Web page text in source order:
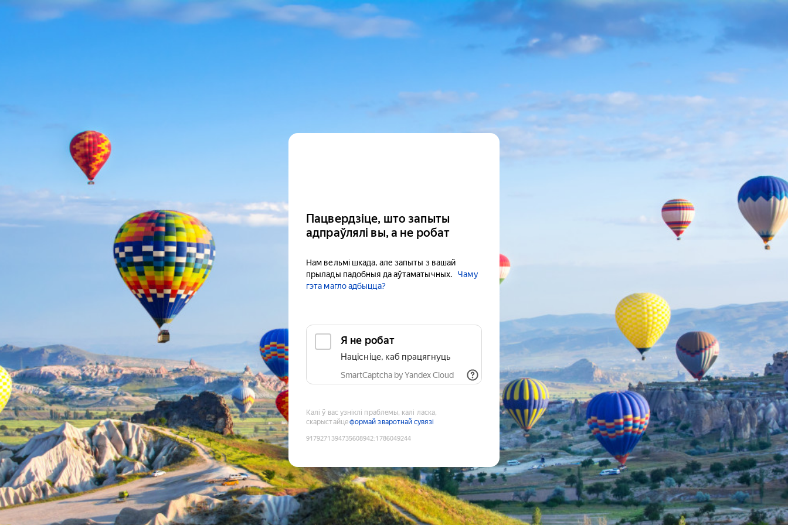
Пацвердзіце, што запыты
адпраўлялі вы, а не робат
Нам вельмі шкада, але запыты з вашай
прылады падобныя да аўтаматычных.
Чаму
гэта магло адбыцца?
Я не робат
Націсніце, каб працягнуць
SmartCaptcha by Yandex Cloud
Калі ў вас узніклі праблемы, калі ласка,
скарыстайцеформай зваротнай сувязі
9179271394735608942:1786049244